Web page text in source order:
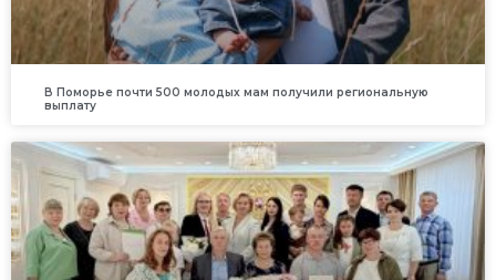
В Поморье почти 500 молодых мам получили региональную
выплату